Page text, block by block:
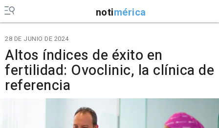
notimérica
28 DE JUNIO DE 2024
Altos índices de éxito en
fertilidad: Ovoclinic, la clínica de
referencia